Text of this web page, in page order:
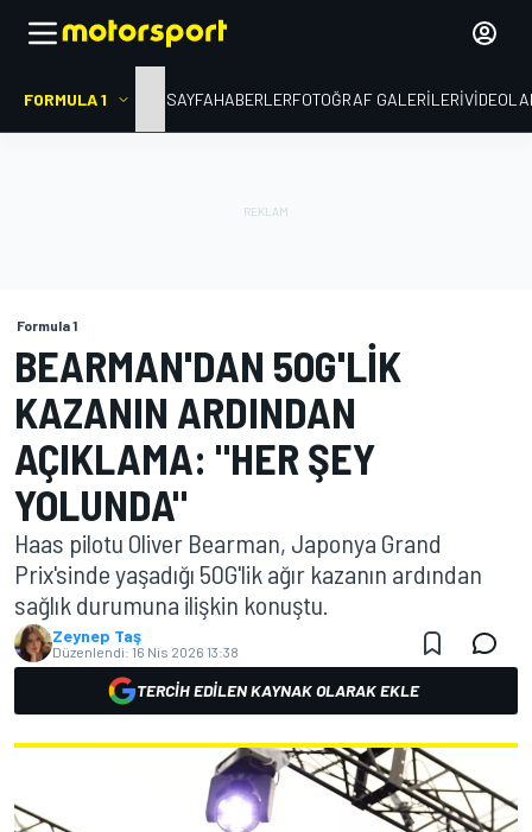
FORMULA 1 ANA SAYFAHABERLERFOTOĞRAF GALERILERI
Formula 1
BEARMAN'DAN 50G'LIK
KAZANIN ARDINDAN
AÇIKLAMA: "HER ŞEY
YOLUNDA"
Haas pilotu Oliver Bearman, Japonya Grand
Prix'sinde yaşadığı 50G'lik ağır kazanın ardından
sağlık durumuna ilişkin konuştu.
Zeynep Taş
Düzenlendi: 16 Nis 2026 13:38
TERCIH EDILEN KAYNAK OLARAK EKLE